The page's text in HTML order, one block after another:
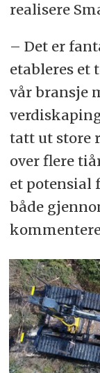
realisere
– Det er
etableres et
vår bransje
tatt ut store
over flere
et potensial
både